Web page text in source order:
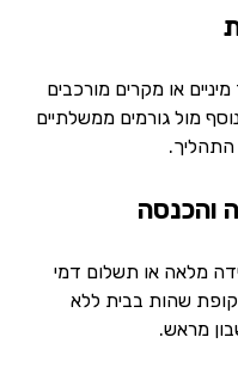
או מקרים מורכבים
מול גורמים ממשלתיים
מלאה או תשלום דמי
שהות בבית ללא
מראש.